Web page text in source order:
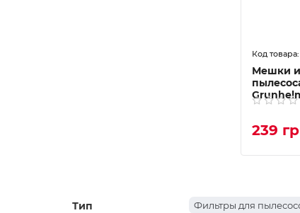
Мешки
239
Тип Фильтры для